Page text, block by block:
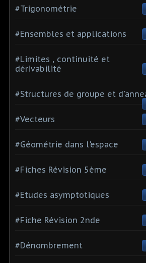
#Trigonométrie
#Ensembles et applications
#Limites , continuité et
dérivabilité
#Structures de groupe et
#Vecteurs
#Géométrie dans l'espace
#Fiches Révision 5ème
#Etudes asymptotiques
#Fiche Révision 2nde
#Dénombrement